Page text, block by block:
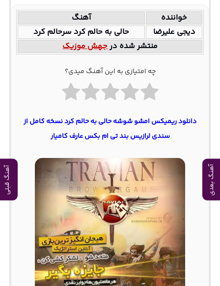
آهنگ بعدی آهنگ قبلی
خواننده
آهنگ
دیجی علیرضا
حالی به حالم کرد سرحالم کرد
منتشر شده درجهش موزیک
چه امتیازی به این آهنگ میدی؟
دانلود ریمیکس امشو شوشه حالی به حالم کرد نسخه کامل از
سندی لرازیس بند تی ام بکس عارف کامیار